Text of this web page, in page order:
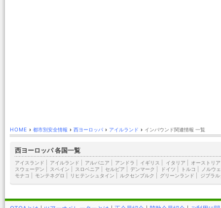
HOME › 都市別安全情報 › 西ヨーロッパ › アイルランド › インバウンド関連情報 一覧
西ヨーロッパ 各国一覧
アイスランド アイルランド アルバニア アンドラ イギリス イタリア オーストリア
スウェーデン
スペイン スロベニア セルビア デンマーク ドイツ トルコ
ノルウ
モナコ
モンテネグロ リヒテンシュタイン ルクセンブルク グリーンランド ジブラル